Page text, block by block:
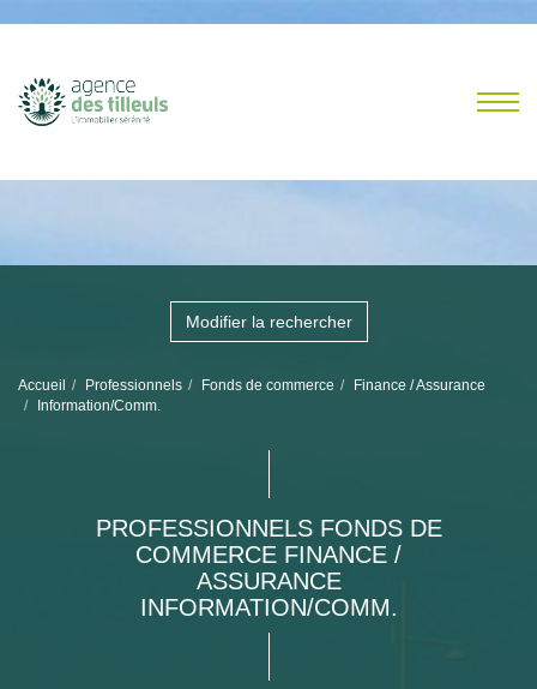
Modifier la rechercher
Accueil Professionnels Fonds de commerce
Finance / Assurance
Information/Comm.
PROFESSIONNELS FONDS DE
COMMERCE FINANCE /
ASSURANCE
INFORMATION/COMM.